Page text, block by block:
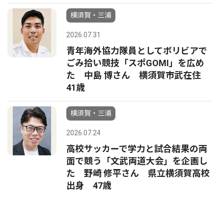
横須賀・三浦
2026.07.31
青年海外協力隊員としてボリビアで
ごみ拾い競技「スポGOMI」を広め
た 中島 博さん 横須賀市武在住
41歳
横須賀・三浦
2026.07.24
高校サッカーで学力と試合結果の両
面で競う「文武両道大会」を企画し
た 野崎 修平さん 県立横須賀高校
出身 47歳